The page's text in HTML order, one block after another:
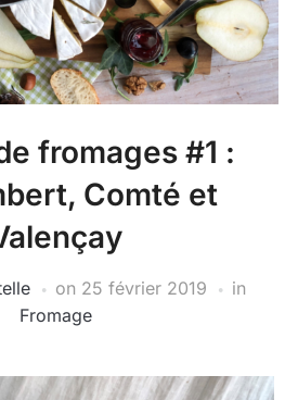
fromages #1 :
Comté et
on 25 février 2019
in
Fromage